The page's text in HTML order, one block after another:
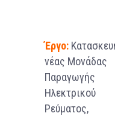
Έργο:
νέας Μονάδας
Παραγωγής
Ηλεκτρικού
Ρεύματος,